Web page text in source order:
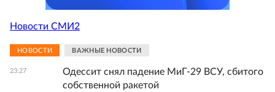
Новости СМИ2
НОВОСТИ ВАЖНЫЕ НОВОСТИ
23:27
Одессит снял падение МиГ-29 ВСУ, сбитого
собственной ракетой